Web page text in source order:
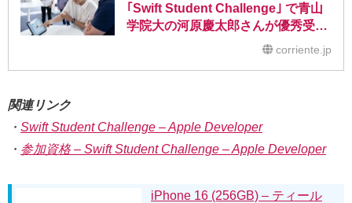
｢Swift Student Challenge｣ で青山
学院大の河原慶太郎さんが優秀受賞
者に。ティム・クックCEOに直接紹
corriente.jp
関連リンク
・ Swift Student Challenge – Apple Developer
・ 参加資格 – Swift Student Challenge – Apple Developer
iPhone 16 (256GB) – ティール